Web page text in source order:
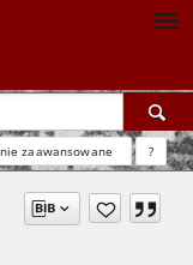
zaawansowane ?